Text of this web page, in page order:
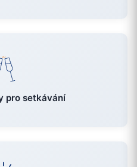
pro setkávání